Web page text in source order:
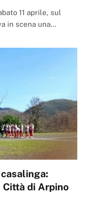
11 aprile, sul
in scena una…
di Arpino